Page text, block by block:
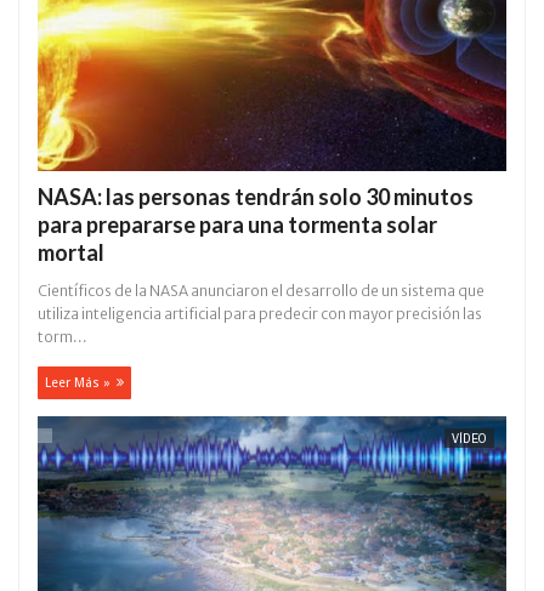
NASA: las personas tendrán solo 30 minutos
para prepararse para una tormenta solar
mortal
Científicos de la NASA anunciaron el desarrollo de un sistema que
utiliza inteligencia artificial para predecir con mayor precisión las
torm...
Leer Más »
VÍDEO